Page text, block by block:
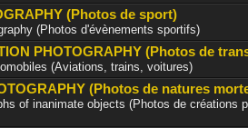
(Photos de sport)
(Photos d'évènements sportifs)
PHOTOGRAPHY (Photos de
(Aviations, trains, voitures)
(Photos de natures
of inanimate objects (Photos de créations